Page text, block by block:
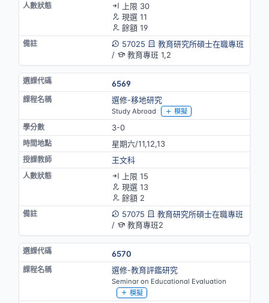
上限 30
現選 11
餘額 19
57025
教育研究所碩士在職專班
/
教育專班 1,2
6569
選修-移地研究
Study Abroad 模擬
3-0
星期六/11,12,13
王文科
上限 15
現選 13
餘額 2
57075
教育研究所碩士在職專班
/
教育專班2
6570
選修-教育評鑑研究
Seminar on Educational Evaluation
模擬